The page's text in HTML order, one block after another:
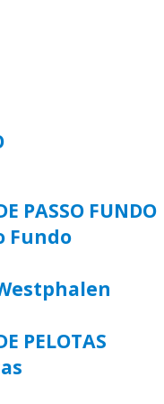
PASSO FUNDO
Fundo
PELOTAS